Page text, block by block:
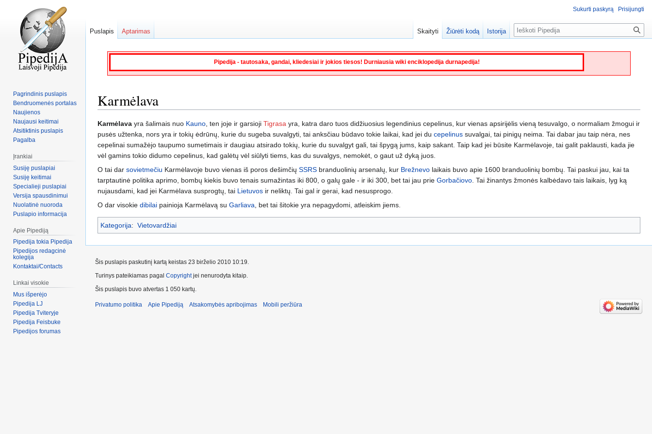
Pipedija - tautosaka, gandai, kliedesiai ir jokios tiesos! Durniausia wiki enciklopedija durnapedija!
Karmėlava
Jump
to
navigation
Jump
to
search
Karmėlava yra šalimais nuo Kauno , ten joje ir garsioji Tigrasa yra, katra daro tuos didžiuosius legendinius cepelinus, kur vienas apsirijėlis vieną tesuvalgo, o normaliam žmogui ir
pusės užtenka, nors yra ir tokių ėdrūnų, kurie du sugeba suvalgyti, tai anksčiau būdavo tokie laikai, kad jei du cepelinus suvalgai, tai pinigų neima. Tai dabar jau taip nėra, nes
cepelinai sumažėjo taupumo sumetimais ir daugiau atsirado tokių, kurie du suvalgyt gali, tai špygą jums, kaip sakant. Taip kad jei būsite Karmėlavoje, tai galit paklausti, kada jie
vėl gamins tokio didumo cepelinus, kad galėtų vėl siūlyti tiems, kas du suvalgys, nemokėt, o gaut už dyką juos.
O tai dar sovietmečiu Karmėlavoje buvo vienas iš poros dešimčių SSRS branduolinių arsenalų, kur Brežnevo laikais buvo apie 1600 branduolinių bombų. Tai paskui jau, kai ta
tarptautinė politika aprimo, bombų kiekis buvo tenais sumažintas iki 800, o galų gale - ir iki 300, bet tai jau prie Gorbačiovo . Tai žinantys žmonės kalbėdavo tais laikais, lyg ką
nujausdami, kad jei Karmėlava susprogtų, tai Lietuvos ir neliktų. Tai gal ir gerai, kad nesusprogo.
O dar visokie dibilai painioja Karmėlavą su Garliava , bet tai šitokie yra nepagydomi, atleiskim jiems.
Kategorija: Vietovardžiai
Sukurti paskyrą Prisijungti
Puslapis Aptarimas Skaityti Žiūrėti kodą Istorija Paieška
Pagrindinis puslapis
Bendruomenės portalas
Naujienos
Naujausi keitimai
Atsitiktinis puslapis
Pagalba
Įrankiai
Susiję puslapiai
Susiję keitimai
Specialieji puslapiai
Versija spausdinimui
Nuolatinė nuoroda
Puslapio informacija
Apie Pipediją
Pipedija tokia Pipedija
Pipedijos redagcinė
kolegija
Kontaktai/Contacts
Linkai visokie
Mus išperėjo
Pipedija LJ
Pipedija Tviteryje
Pipedija Feisbuke
Pipedijos forumas
Šis puslapis paskutinį kartą keistas 23 birželio 2010 10:19.
Turinys pateikiamas pagal Copyrightjei nenurodyta kitaip.
Šis puslapis buvo atvertas 1 050 kartų.
Privatumo politika Apie Pipediją Atsakomybės apribojimas Mobili peržiūra